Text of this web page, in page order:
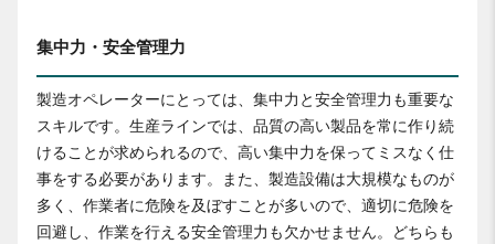
集中力・安全管理力
製造オペレーターにとっては、集中力と安全管理力も重要な
スキルです。生産ラインでは、品質の高い製品を常に作り続
けることが求められるので、高い集中力を保ってミスなく仕
事をする必要があります。また、製造設備は大規模なものが
多く、作業者に危険を及ぼすことが多いので、適切に危険を
回避し、作業を行える安全管理力も欠かせません。どちらも